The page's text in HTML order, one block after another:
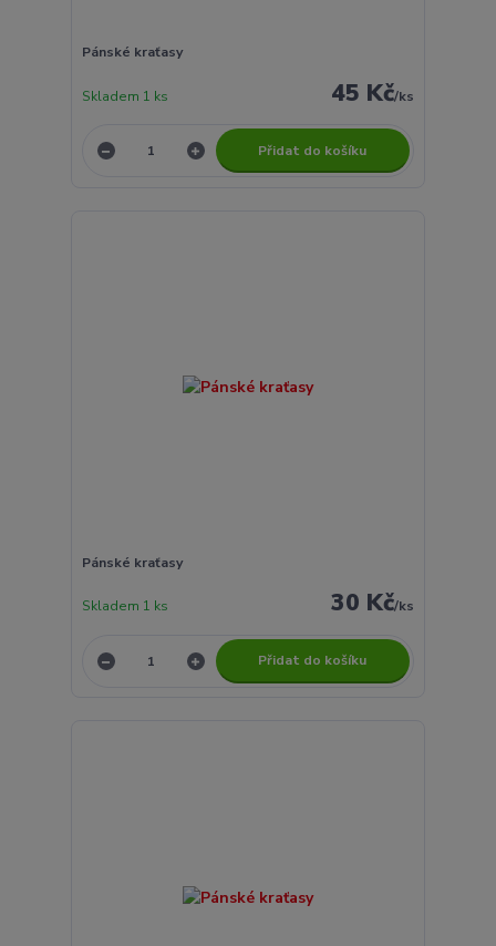
Pánské kraťasy
45 Kč/ks
Skladem 1 ks
Přidat do košíku
Pánské kraťasy
30 Kč/ks
Skladem 1 ks
Přidat do košíku